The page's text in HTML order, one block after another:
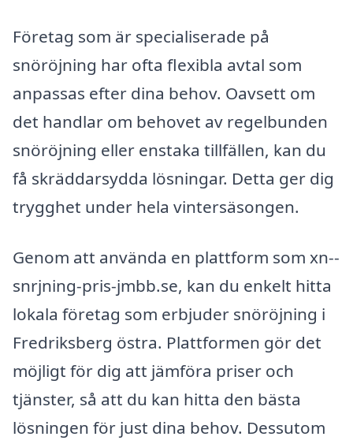
Företag som är specialiserade på
snöröjning har ofta flexibla avtal som
anpassas efter dina behov. Oavsett om
det handlar om behovet av regelbunden
snöröjning eller enstaka tillfällen, kan du
få skräddarsydda lösningar. Detta ger dig
trygghet under hela vintersäsongen.
Genom att använda en plattform som xn--
snrjning-pris-jmbb.se, kan du enkelt hitta
lokala företag som erbjuder snöröjning i
Fredriksberg östra. Plattformen gör det
möjligt för dig att jämföra priser och
tjänster, så att du kan hitta den bästa
lösningen för just dina behov. Dessutom